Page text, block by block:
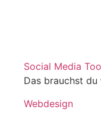
Social Media
Das brauchst
Webdesign